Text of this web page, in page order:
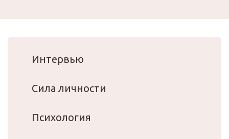
Интервью
Сила личности
Психология